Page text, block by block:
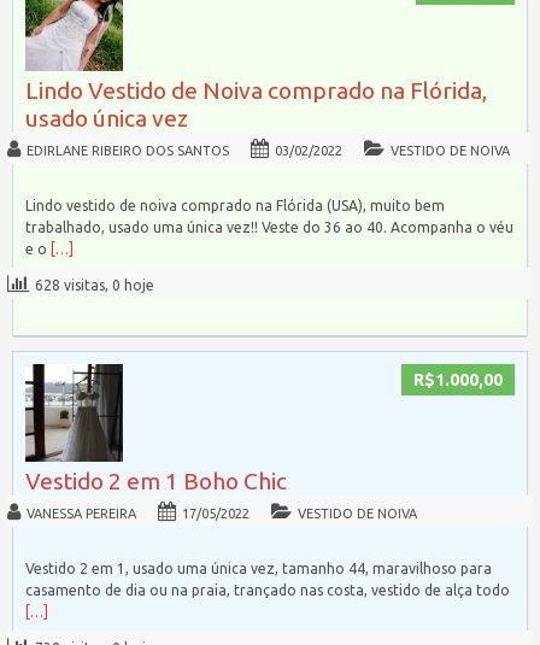
Lindo Vestido de Noiva comprado na Flórida,
usado única vez
EDIRLANE RIBEIRO DOS SANTOS 03/02/2022 VESTIDO DE NOIVA
Lindo vestido de noiva comprado na Flórida (USA), muito bem
trabalhado, usado uma única vez!! Veste do 36 ao 40. Acompanha o véu
e o […]
628 visitas, 0 hoje
R$1.000,00
Vestido 2 em 1 Boho Chic
VANESSA PEREIRA 17/05/2022 VESTIDO DE NOIVA
Vestido 2 em 1, usado uma única vez, tamanho 44, maravilhoso para
casamento de dia ou na praia, trançado nas costa, vestido de alça todo
[…]